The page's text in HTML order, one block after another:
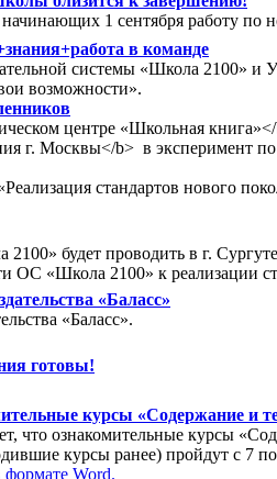
1 сентября работу по
в команде
системы «Школа 2100»
возможности».
центре «Школьная
г. Москвы</b> в эксперимент
стандартов нового
будет проводить в г.
ОС «Школа 2100» к реализации
«Баласс»
«Баласс».
готовы!
курсы «Содержание
что ознакомительные курсы
курсы ранее) пройдут с 7
Word.